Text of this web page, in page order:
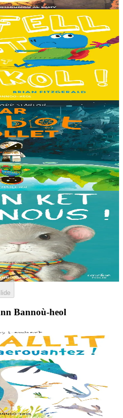
skol !
Logodennig ha Dinosaorig. Ne fell
grogo ar c'hentelioù avat e vo ur
eus ur robotig torret o tihuniñ. N’en
nag abaoe pegeit emañ aze, met
vihan o chom. Brudet eo
ha teodekañ logodenn ar vro. Un
Bannoù-heol
!
Bleunioù zo, geot flour hag
N’out ket evit chom amañ ! a huch